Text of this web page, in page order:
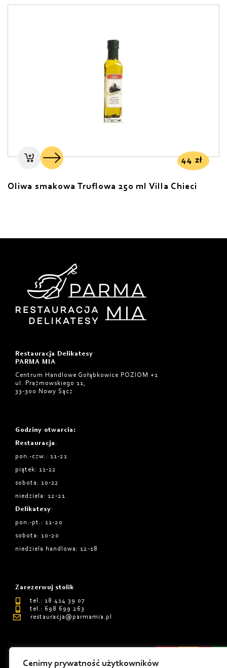
Cenimy prywatność użytkowników
44 zł
Oliwa smakowa Truflowa 250 ml Villa Chieci
Restauracja Delikatesy
PARMA MIA
Centrum Handlowe Gołąbkowice POZIOM +1
ul. Prażmowskiego 11,
33-300 Nowy Sącz
Godziny otwarcia :
Restauracja :
pon.-czw.: 11-21
piątek: 11-22
sobota: 10-22
niedziela: 12-21
Delikatesy:
pon.-pt.: 11-20
sobota: 10-20
niedziela handlowa: 12-18
Zarezerwuj stolik
tel.: 18 414 39 07
tel.: 698 699 263
restauracja@parmamia.pl